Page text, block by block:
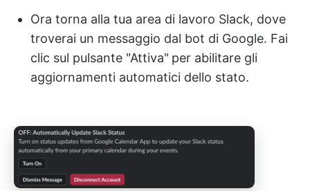
Ora torna alla tua area di lavoro Slack, dove
troverai un messaggio dal bot di Google. Fai
clic sul pulsante "Attiva" per abilitare gli
aggiornamenti automatici dello stato.